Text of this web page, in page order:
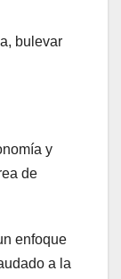
bulevar
y
de
enfoque
a la